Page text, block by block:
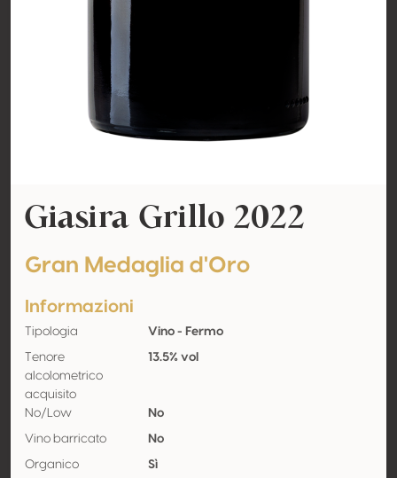
Giasira Grillo 2022
Gran Medaglia d'Oro
Informazioni
Tipologia Vino - Fermo
Tenore
alcolometrico
acquisito
13.5% vol
No/Low No
Vino barricato No
Organico Sì